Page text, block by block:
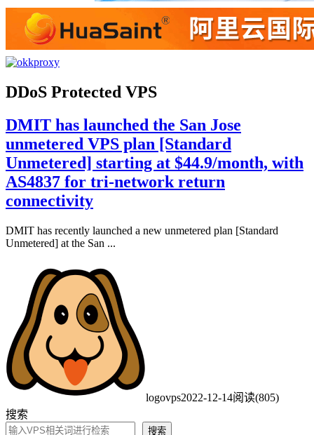
DDoS Protected VPS
DMIT has launched the San Jose
unmetered VPS plan [Standard
Unmetered] starting at $44.9/month, with
AS4837 for tri-network return
connectivity
DMIT has recently launched a new unmetered plan [Standard
Unmetered] at the San ...
logovps2022-12-14阅读(805)
搜索
搜索